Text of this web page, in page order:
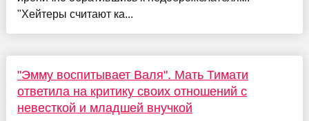
"Хейтеры считают ка...
"Эмму воспитывает Валя". Мать Тимати
ответила на критику своих отношений с
невесткой и младшей внучкой